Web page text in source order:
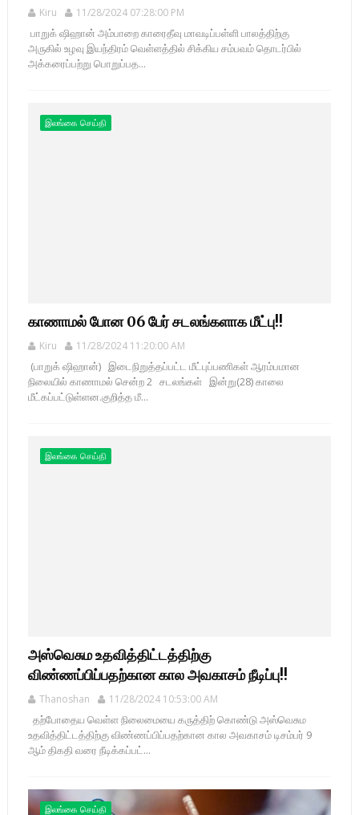
Kiru 11/28/2024 07:28:00 PM
பாறுக் ஷிஹான் அம்பாறை காரைதீவு மாவடிப்பள்ளி பாலத்திற்கு
அருகில் உழவு இயந்திரம் வெள்ளத்தில் சிக்கிய சம்பவம் தொடர்பில்
அக்கரைப்பற்று பொறுப்பத...
இலங்கை செய்தி
காணாமல் போன 06 பேர் சடலங்களாக மீட்பு!!
Kiru 11/28/2024 11:20:00 AM
(பாறுக் ஷிஹான்) இடைநிறுத்தப்பட்ட மீட்புப்பணிகள் ஆரம்பமான
நிலையில் காணாமல் சென்ற 2 சடலங்கள் இன்று(28) காலை
மீட்கப்பட்டுள்ளன.குறித்த மீ...
இலங்கை செய்தி
அஸ்வெசும உதவித்திட்டத்திற்கு
விண்ணப்பிப்பதற்கான கால அவகாசம் நீடிப்பு!!
Thanoshan 11/28/2024 10:53:00 AM
தற்போதைய வெள்ள நிலைமையை கருத்திற் கொண்டு அஸ்வெசும
உதவித்திட்டத்திற்கு விண்ணப்பிப்பதற்கான கால அவகாசம் டிசம்பர் 9
ஆம் திகதி வரை நீடிக்கப்பட்...
இலங்கை செய்தி